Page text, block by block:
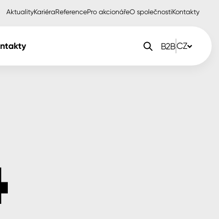
AktualityKariéraReferencePro akcionářeO společnostiKontakty
B2BCZ